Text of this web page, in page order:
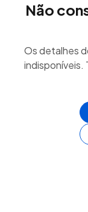
Não
Os detalhes
indisponíveis.